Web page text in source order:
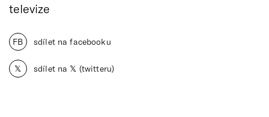
televize
FB sdílet na facebooku
𝕏 sdílet na 𝕏 (twitteru)